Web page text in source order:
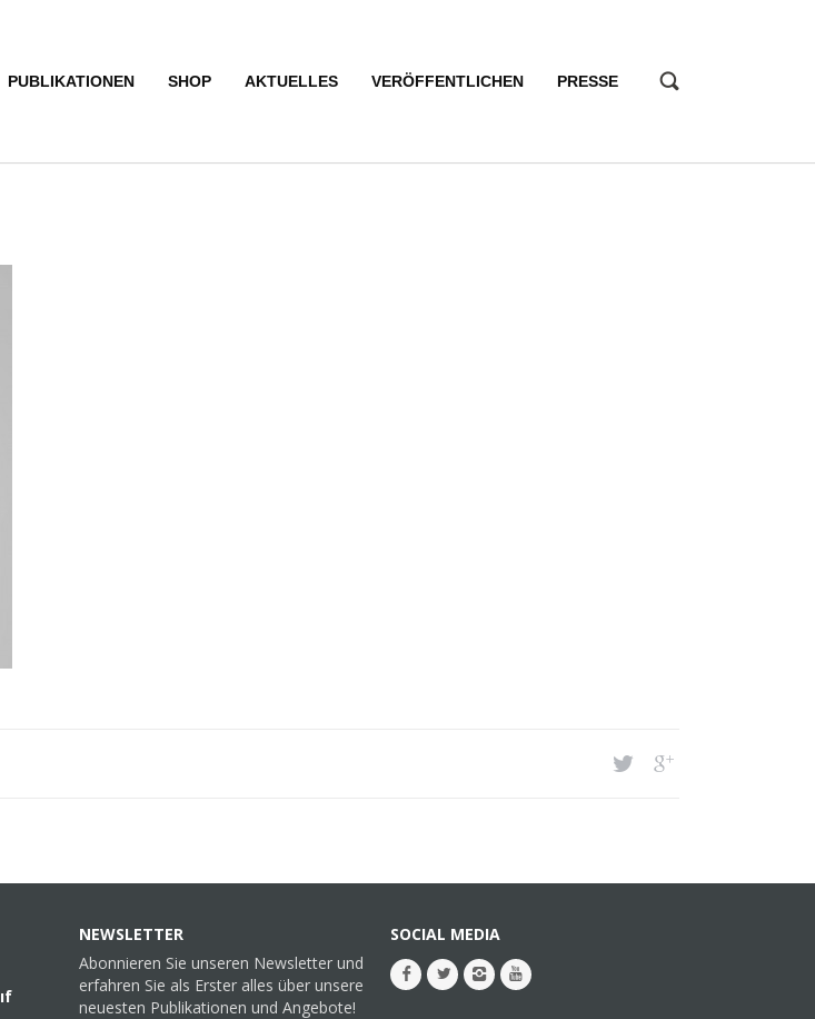
PUBLIKATIONEN SHOP AKTUELLES VERÖFFENTLICHEN PRESSE
NEWSLETTER
Abonnieren Sie unseren Newsletter und
erfahren Sie als Erster alles über unsere
neuesten Publikationen und Angebote!
SOCIAL MEDIA